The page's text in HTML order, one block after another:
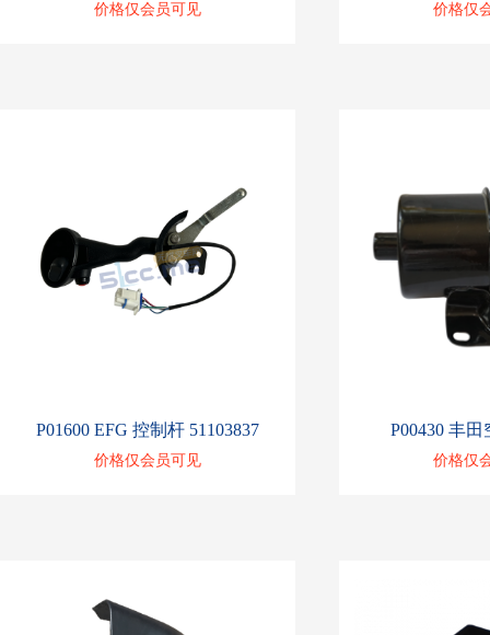
价格仅会员可见 价格仅
P01600 EFG 控制杆 51103837
价格仅会员可见
P00430 丰田
价格仅